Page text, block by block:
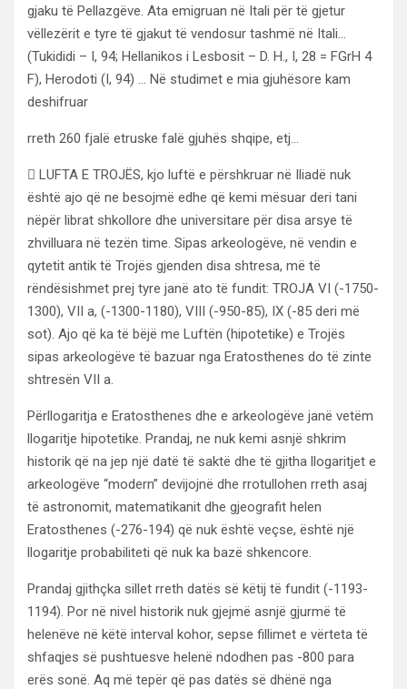
gjaku të Pellazgëve. Ata emigruan në Itali për të gjetur
vëllezërit e tyre të gjakut të vendosur tashmë në Itali…
(Tukididi – I, 94; Hellanikos i Lesbosit – D. H., I, 28 = FGrH 4
F), Herodoti (I, 94) … Në studimet e mia gjuhësore kam
deshifruar
rreth 260 fjalë etruske falë gjuhës shqipe, etj…
 LUFTA E TROJËS, kjo luftë e përshkruar në Iliadë nuk
është ajo që ne besojmë edhe që kemi mësuar deri tani
nëpër librat shkollore dhe universitare për disa arsye të
zhvilluara në tezën time. Sipas arkeologëve, në vendin e
qytetit antik të Trojës gjenden disa shtresa, më të
rëndësishmet prej tyre janë ato të fundit: TROJA VI (-1750-
1300), VII a, (-1300-1180), VIII (-950-85), IX (-85 deri më
sot). Ajo që ka të bëjë me Luftën (hipotetike) e Trojës
sipas arkeologëve të bazuar nga Eratosthenes do të zinte
shtresën VII a.
Përllogaritja e Eratosthenes dhe e arkeologëve janë vetëm
llogaritje hipotetike. Prandaj, ne nuk kemi asnjë shkrim
historik që na jep një datë të saktë dhe të gjitha llogaritjet e
arkeologëve “modern” devijojnë dhe rrotullohen rreth asaj
të astronomit, matematikanit dhe gjeografit helen
Eratosthenes (-276-194) që nuk është veçse, është një
llogaritje probabiliteti që nuk ka bazë shkencore.
Prandaj gjithçka sillet rreth datës së këtij të fundit (-1193-
1194). Por në nivel historik nuk gjejmë asnjë gjurmë të
helenëve në këtë interval kohor, sepse fillimet e vërteta të
shfaqjes së pushtuesve helenë ndodhen pas -800 para
erës sonë. Aq më tepër që pas datës së dhënë nga